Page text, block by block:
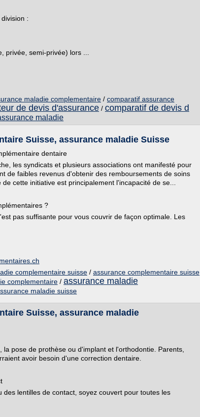
:
privée, semi-privée) lors ...
maladie complementaire / comparatif assurance
de devis d'assurance / comparatif de devis d
maladie
Suisse, assurance maladie Suisse
dentaire
les syndicats et plusieurs associations ont manifesté pour
de faibles revenus d'obtenir des remboursements de soins
cette initiative est principalement l'incapacité de se...
?
pas suffisante pour vous couvrir de façon optimale. Les
complementaire suisse / assurance complementaire suisse
complementaire / assurance maladie
maladie suisse
Suisse, assurance maladie
la pose de prothèse ou d'implant et l'orthodontie. Parents,
avoir besoin d'une correction dentaire.
des lentilles de contact, soyez couvert pour toutes les